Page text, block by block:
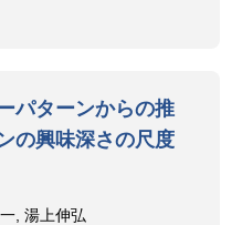
パターンからの推
の興味深さの尺度
, 湯上伸弘